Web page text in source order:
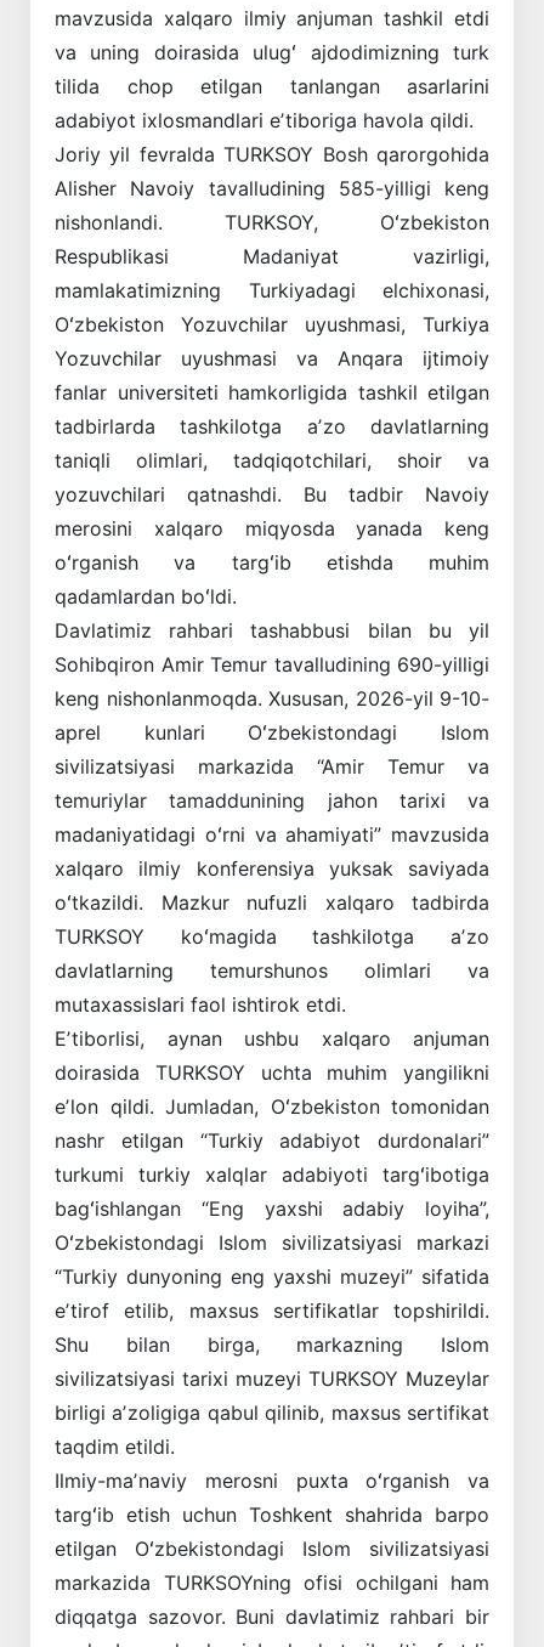
mavzusida xalqaro ilmiy anjuman tashkil etdi
va uning doirasida ulugʻ ajdodimizning turk
tilida chop etilgan tanlangan asarlarini
adabiyot ixlosmandlari eʼtiboriga havola qildi.
Joriy yil fevralda TURKSOY Bosh qarorgohida
Alisher Navoiy tavalludining 585-yilligi keng
nishonlandi. TURKSOY, Oʻzbekiston
Respublikasi Madaniyat vazirligi,
mamlakatimizning Turkiyadagi elchixonasi,
Oʻzbekiston Yozuvchilar uyushmasi, Turkiya
Yozuvchilar uyushmasi va Anqara ijtimoiy
fanlar universiteti hamkorligida tashkil etilgan
tadbirlarda tashkilotga aʼzo davlatlarning
taniqli olimlari, tadqiqotchilari, shoir va
yozuvchilari qatnashdi. Bu tadbir Navoiy
merosini xalqaro miqyosda yanada keng
oʻrganish va targʻib etishda muhim
qadamlardan boʻldi.
Davlatimiz rahbari tashabbusi bilan bu yil
Sohibqiron Amir Temur tavalludining 690-yilligi
keng nishonlanmoqda. Xususan, 2026-yil 9-10-
aprel kunlari Oʻzbekistondagi Islom
sivilizatsiyasi markazida “Amir Temur va
temuriylar tamaddunining jahon tarixi va
madaniyatidagi oʻrni va ahamiyati” mavzusida
xalqaro ilmiy konferensiya yuksak saviyada
oʻtkazildi. Mazkur nufuzli xalqaro tadbirda
TURKSOY koʻmagida tashkilotga aʼzo
davlatlarning temurshunos olimlari va
mutaxassislari faol ishtirok etdi.
Eʼtiborlisi, aynan ushbu xalqaro anjuman
doirasida TURKSOY uchta muhim yangilikni
eʼlon qildi. Jumladan, Oʻzbekiston tomonidan
nashr etilgan “Turkiy adabiyot durdonalari”
turkumi turkiy xalqlar adabiyoti targʻibotiga
bagʻishlangan “Eng yaxshi adabiy loyiha”,
Oʻzbekistondagi Islom sivilizatsiyasi markazi
“Turkiy dunyoning eng yaxshi muzeyi” sifatida
eʼtirof etilib, maxsus sertifikatlar topshirildi.
Shu bilan birga, markazning Islom
sivilizatsiyasi tarixi muzeyi TURKSOY Muzeylar
birligi aʼzoligiga qabul qilinib, maxsus sertifikat
taqdim etildi.
Ilmiy-maʼnaviy merosni puxta oʻrganish va
targʻib etish uchun Toshkent shahrida barpo
etilgan Oʻzbekistondagi Islom sivilizatsiyasi
markazida TURKSOYning ofisi ochilgani ham
diqqatga sazovor. Buni davlatimiz rahbari bir